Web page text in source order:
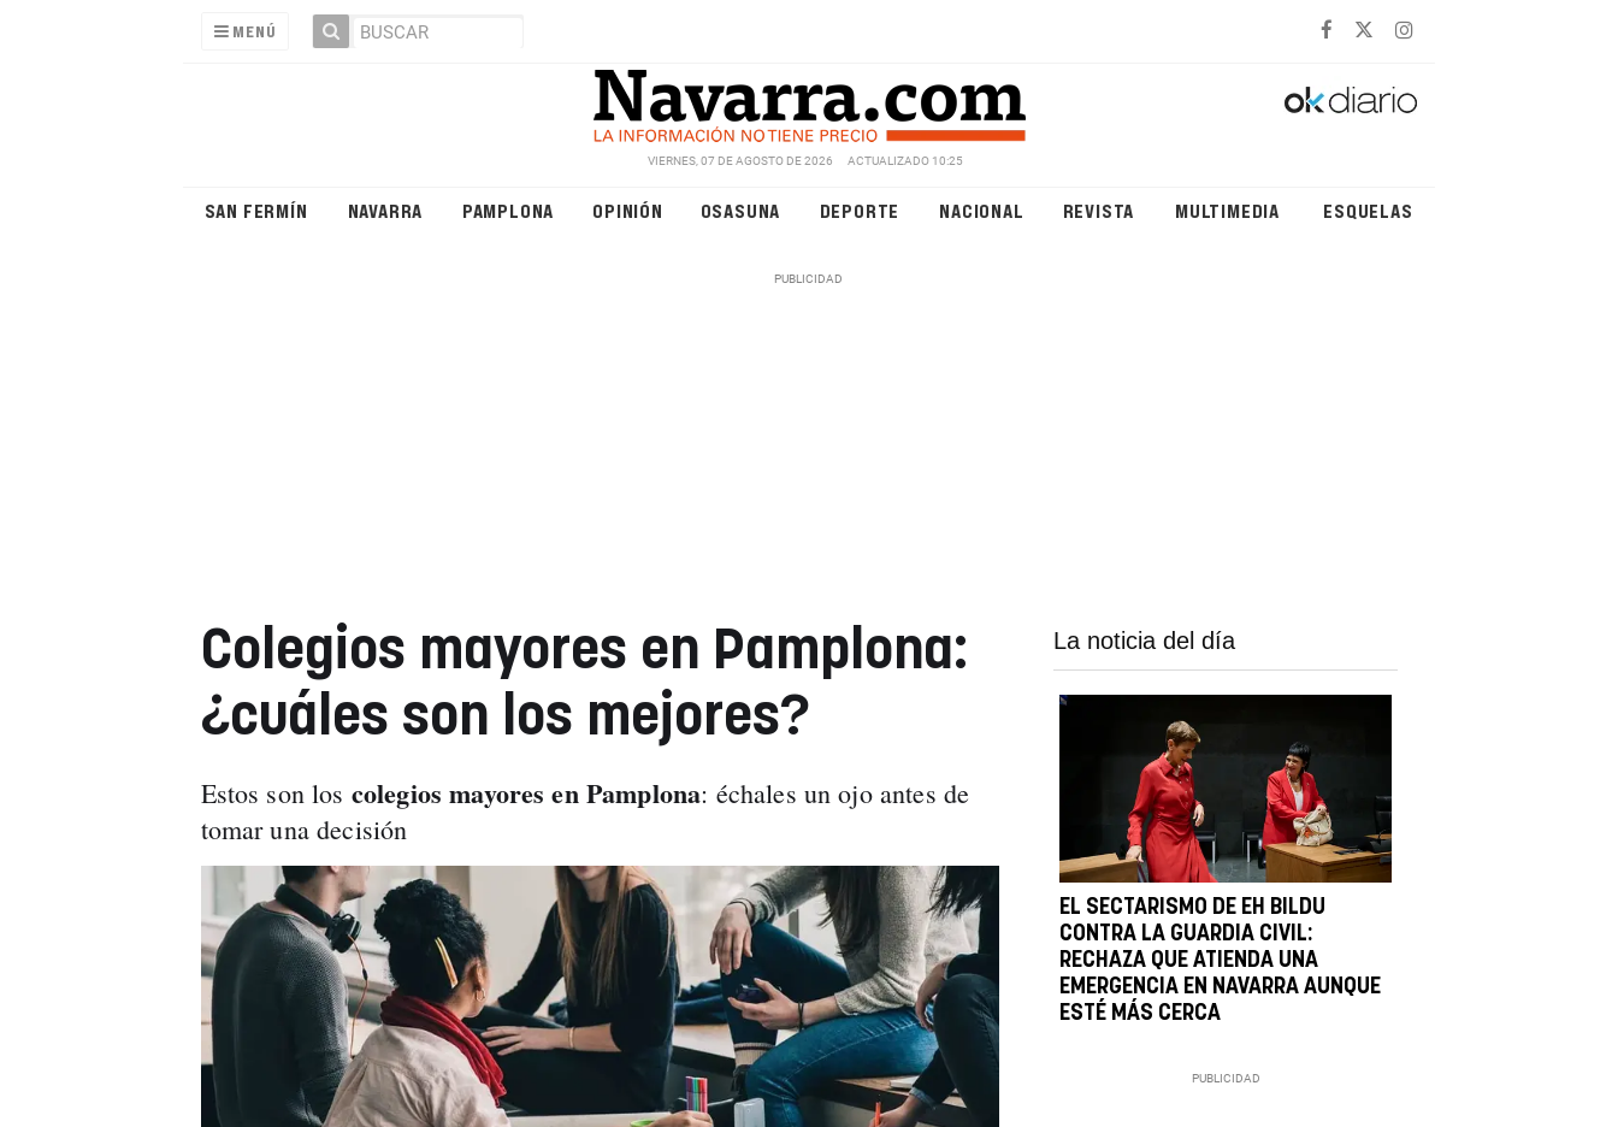
MENÚ
VIERNES, 07 DE AGOSTO DE 2026 ACTUALIZADO 10:25
SAN FERMÍN NAVARRA PAMPLONA OPINIÓN OSASUNA DEPORTE NACIONAL REVISTA MULTIMEDIA ESQUELAS
Colegios mayores en Pamplona:
¿cuáles son los mejores?
Estos son los colegios mayores en Pamplona: échales un ojo antes de
tomar una decisión
La noticia del día
EL SECTARISMO DE EH BILDU
CONTRA LA GUARDIA CIVIL:
RECHAZA QUE ATIENDA UNA
EMERGENCIA EN NAVARRA AUNQUE
ESTÉ MÁS CERCA